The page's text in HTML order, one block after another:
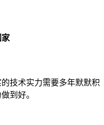
家
技术实力需要多年默默积
到好。